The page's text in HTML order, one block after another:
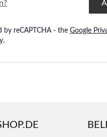
by reCAPTCHA - the Google